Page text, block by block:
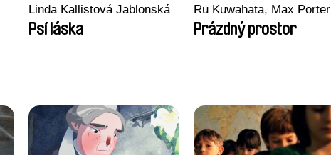
Linda Kallistová Jablonská
Psí láska
Ru Kuwahata, Max Porter
Prázdný prostor